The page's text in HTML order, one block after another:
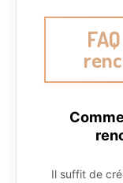
Il suffit de